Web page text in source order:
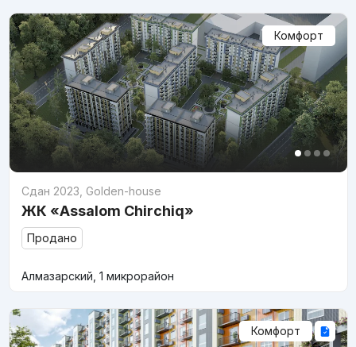
Комфорт
Сдан 2023 Golden-house
ЖК «Assalom Chirchiq»
Продано
Алмазарский, 1 микрорайон
Комфорт